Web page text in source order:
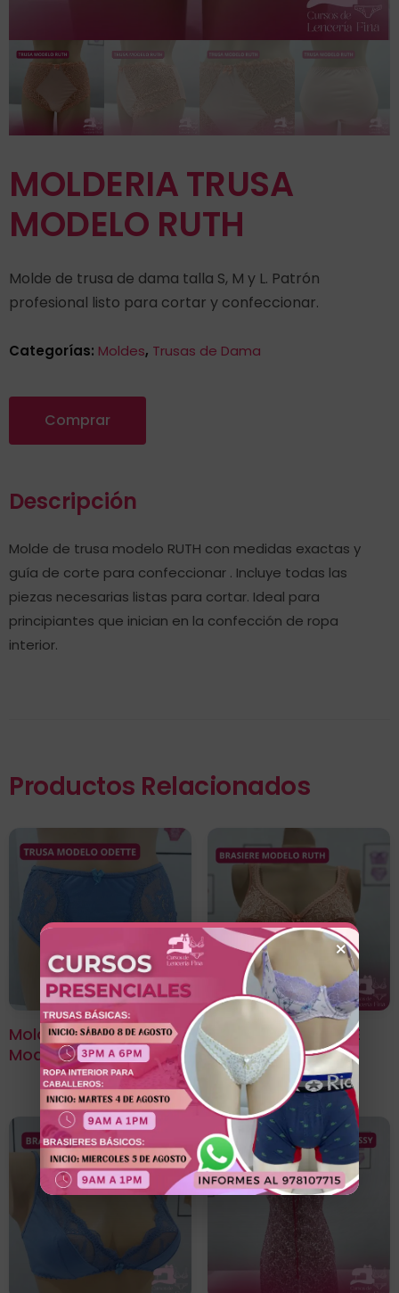
MOLDERIA TRUSA
MODELO RUTH
Molde de trusa de dama talla S, M y L. Patrón
profesional listo para cortar y confeccionar.
Categorías: Moldes, Trusas de Dama
Comprar
Descripción
Molde de trusa modelo RUTH con medidas exactas y
guía de corte para confeccionar . Incluye todas las
piezas necesarias listas para cortar. Ideal para
principiantes que inician en la confección de ropa
interior.
Productos Relacionados
Molde De Trusa
Modelo Odette
MOLDERIA BRASIERE
MODELO RUTH
×